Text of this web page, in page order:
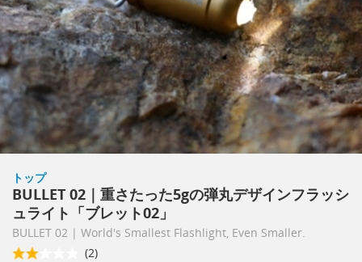
トップ
BULLET 02｜重さたった5gの弾丸デザインフラッシ
ュライト「ブレット02」
BULLET 02 | World's Smallest Flashlight, Even Smaller.
(2)